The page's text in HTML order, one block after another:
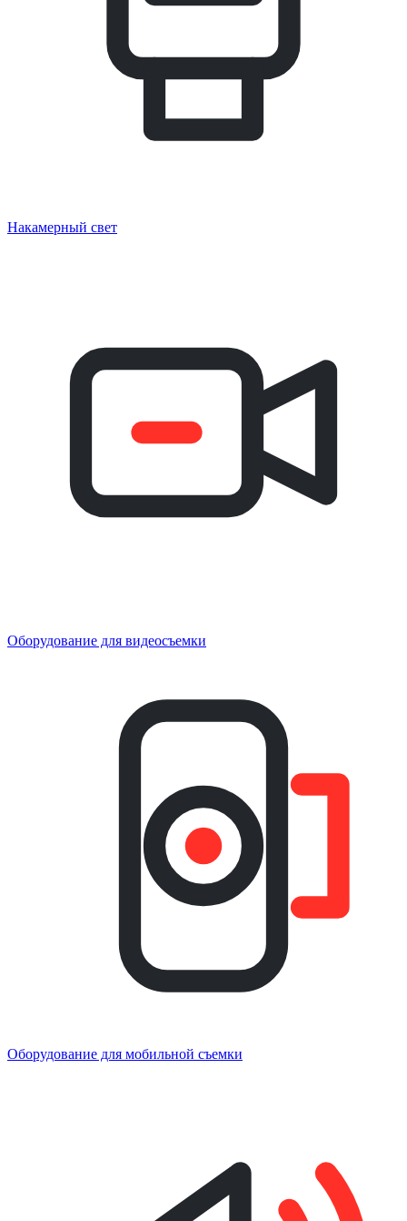
Накамерный свет
Оборудование для видеосъемки
Оборудование для мобильной съемки